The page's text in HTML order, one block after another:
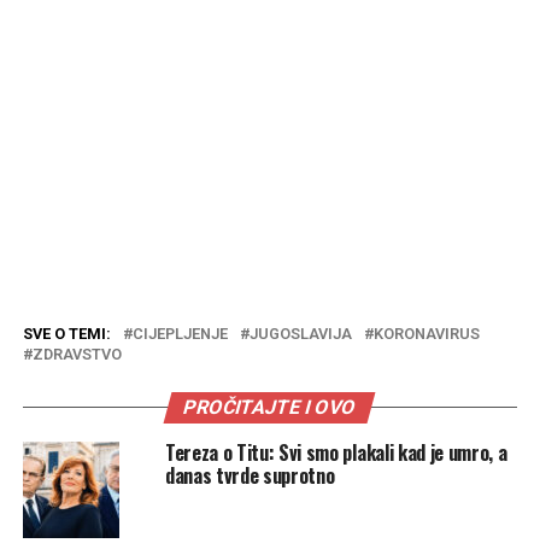
SVE O TEMI: CIJEPLJENJE JUGOSLAVIJA
KORONAVIRUS
ZDRAVSTVO
PROČITAJTE I OVO
Tereza o Titu: Svi smo plakali kad je umro, a
danas tvrde suprotno